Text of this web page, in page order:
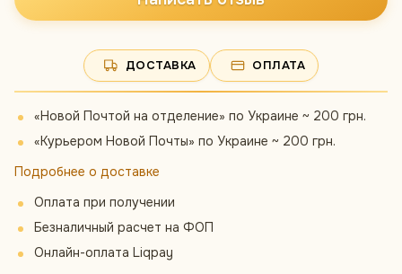
ДОСТАВКА ОПЛАТА
«Новой Почтой на отделение» по Украине ~ 200 грн.
«Курьером Новой Почты» по Украине ~ 200 грн.
Подробнее о доставке
Оплата при получении
Безналичный расчет на ФОП
Онлайн-оплата Liqpay